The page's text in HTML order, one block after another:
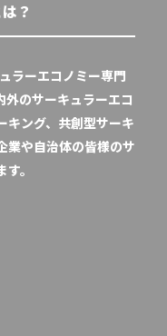
？
ラーエコノミー専門
外のサーキュラーエコ
キング、共創型サーキ
業や自治体の皆様のサ
。